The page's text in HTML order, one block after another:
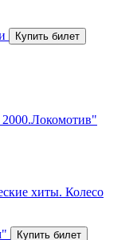
хиты. Колесо